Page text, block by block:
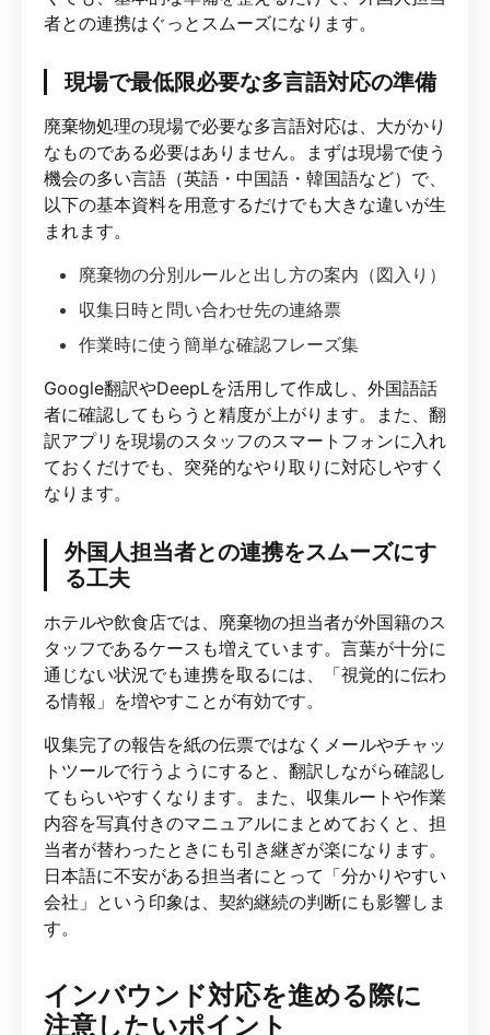
者との連携はぐっとスムーズになります。
現場で最低限必要な多言語対応の準備
廃棄物処理の現場で必要な多言語対応は、大がかり
なものである必要はありません。まずは現場で使う
機会の多い言語（英語・中国語・韓国語など）で、
以下の基本資料を用意するだけでも大きな違いが生
まれます。
廃棄物の分別ルールと出し方の案内（図入り）
収集日時と問い合わせ先の連絡票
作業時に使う簡単な確認フレーズ集
Google翻訳やDeepLを活用して作成し、外国語話
者に確認してもらうと精度が上がります。また、翻
訳アプリを現場のスタッフのスマートフォンに入れ
ておくだけでも、突発的なやり取りに対応しやすく
なります。
外国人担当者との連携をスムーズにす
る工夫
ホテルや飲食店では、廃棄物の担当者が外国籍のス
タッフであるケースも増えています。言葉が十分に
通じない状況でも連携を取るには、「視覚的に伝わ
る情報」を増やすことが有効です。
収集完了の報告を紙の伝票ではなくメールやチャッ
トツールで行うようにすると、翻訳しながら確認し
てもらいやすくなります。また、収集ルートや作業
内容を写真付きのマニュアルにまとめておくと、担
当者が替わったときにも引き継ぎが楽になります。
日本語に不安がある担当者にとって「分かりやすい
会社」という印象は、契約継続の判断にも影響しま
す。
インバウンド対応を進める際に
注意したいポイント